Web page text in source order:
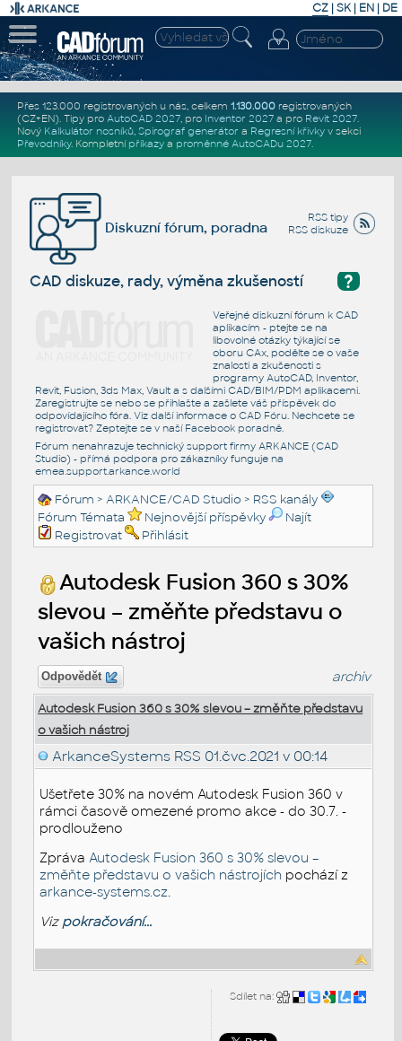
CZ | SK| EN | DE
Přes 123.000 registrovaných u nás, celkem 1.130.000registrovaných
(CZ+EN). Tipy pro AutoCAD 2027, pro Inventor 2027a pro Revit 2027.
Nový Kalkulátor nosníků, Spirograf generátor a Regresní křivkyv sekci
Převodníky. Kompletní příkazya proměnné AutoCADu 2027.
RSS tipy
RSS diskuze
Diskuzní fórum, poradna
?
CAD diskuze, rady, výměna zkušeností
Veřejné diskuzní fórum k CAD
aplikacím - ptejte se na
libovolné otázky týkající se
oboru CAx, podělte se o vaše
znalosti a zkušenosti s
programy AutoCAD, Inventor,
Revit, Fusion, 3ds Max, Vault a s dalšími CAD/BIM/PDM aplikacemi.
Zaregistrujte se nebo se přihlašte a zašlete váš příspěvek do
odpovídajícího fóra. Viz další informace o CAD Fóru. Nechcete se
registrovat? Zeptejte se v naší Facebook poradně.
Fórum nenahrazuje technický support firmy ARKANCE (CAD
Studio) - přímá podpora pro zákazníky funguje na
emea.support.arkance.world
Fórum >ARKANCE/CAD Studio > RSS kanály
Fórum Témata
Nejnovější příspěvky
Najít
Registrovat
Přihlásit
Autodesk Fusion 360 s 30%
slevou – změňte představu o
vašich nástroj
Odpovědět archiv
Autodesk Fusion 360 s 30% slevou – změňte představu
o vašich nástroj
ArkanceSystems RSS 01.čvc.2021 v 00:14
Ušetřete 30% na novém Autodesk Fusion 360 v
rámci časově omezené promo akce - do 30.7. -
prodlouženo
ZprávaAutodesk Fusion 360 s 30% slevou –
změňte představu o vašich nástrojích pochází z
arkance-systems.cz.
Viz pokračování...
Sdílet na: